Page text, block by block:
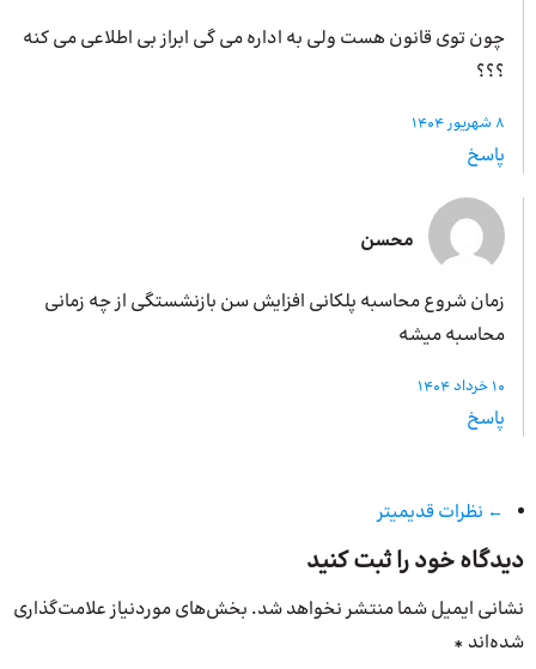
چون توی قانون هست ولی به اداره می گی ابراز بی اطلاعی می کنه
؟؟؟
8 شهریور 1404
پاسخ
محسن
زمان شروع محاسبه پلکانی افزایش سن بازنشستگی از چه زمانی
محاسبه میشه
10 خرداد 1404
پاسخ
← نظرات قدیمیتر
دیدگاه خود را ثبت کنید
نشانی ایمیل شما منتشر نخواهد شد. بخش‌های موردنیاز علامت‌گذاری
شده‌اند *